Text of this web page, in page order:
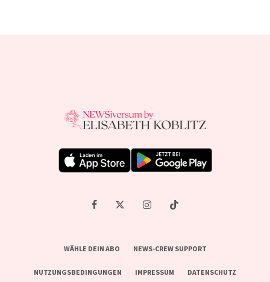
WÄHLE DEIN ABO NEWS-CREW SUPPORT
NUTZUNGSBEDINGUNGEN IMPRESSUM DATENSCHUTZ